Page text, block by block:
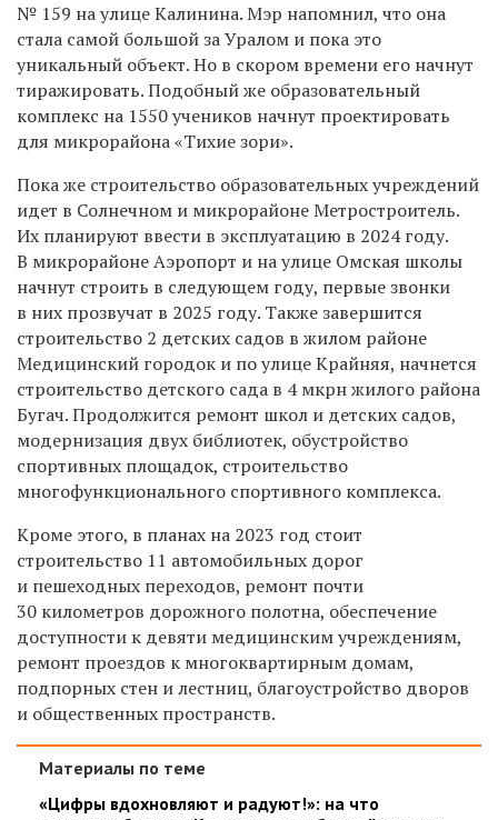
№ 159 на улице Калинина. Мэр напомнил, что она
стала самой большой за Уралом и пока это
уникальный объект. Но в скором времени его начнут
тиражировать. Подобный же образовательный
комплекс на 1550 учеников начнут проектировать
для микрорайона «Тихие зори».
Пока же строительство образовательных учреждений
идет в Солнечном и микрорайоне Метростроитель.
Их планируют ввести в эксплуатацию в 2024 году.
В микрорайоне Аэропорт и на улице Омская школы
начнут строить в следующем году, первые звонки
в них прозвучат в 2025 году. Также завершится
строительство 2 детских садов в жилом районе
Медицинский городок и по улице Крайняя, начнется
строительство детского сада в 4 мкрн жилого района
Бугач. Продолжится ремонт школ и детских садов,
модернизация двух библиотек, обустройство
спортивных площадок, строительство
многофункционального спортивного комплекса.
Кроме этого, в планах на 2023 год стоит
строительство 11 автомобильных дорог
и пешеходных переходов, ремонт почти
30 километров дорожного полотна, обеспечение
доступности к девяти медицинским учреждениям,
ремонт проездов к многоквартирным домам,
подпорных стен и лестниц, благоустройство дворов
и общественных пространств.
Материалы по теме
«Цифры вдохновляют и радуют!»: на что